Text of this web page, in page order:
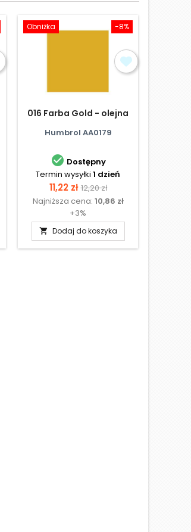
-8%
Obniżka
016 Farba Gold - olejna
Humbrol AA0179
 Dostępny
Termin wysyłki 1 dzień
Cena
11,22 zł Cena
podstawowa
12,20 zł
Najniższa cena: 10,86 zł
+3%
 Dodaj do koszyka